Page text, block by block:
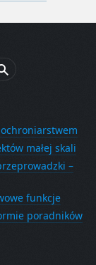
małej skali
–
funkcje
poradników